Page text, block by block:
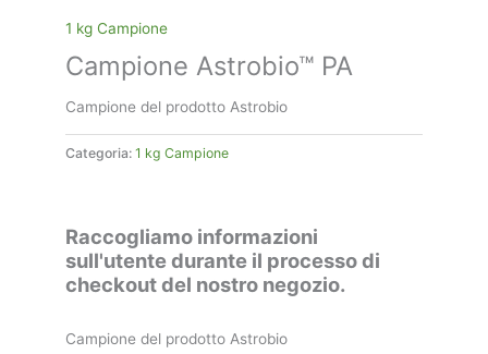
1 kg Campione
Campione Astrobio™ PA
Campione del prodotto Astrobio
Categoria: 1 kg Campione
Raccogliamo informazioni
sull'utente durante il processo di
checkout del nostro negozio.
Campione del prodotto Astrobio